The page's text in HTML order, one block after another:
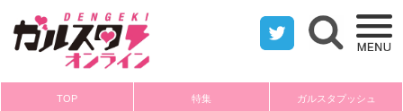
twitter 検索フ
TOP 特集 ガルスタプッシュ